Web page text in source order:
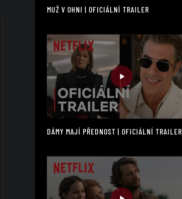
MUŽ V OHNI | OFICIÁLNÍ TRAILER
DÁMY MAJÍ PŘEDNOST | OFICIÁLNÍ TRAILER